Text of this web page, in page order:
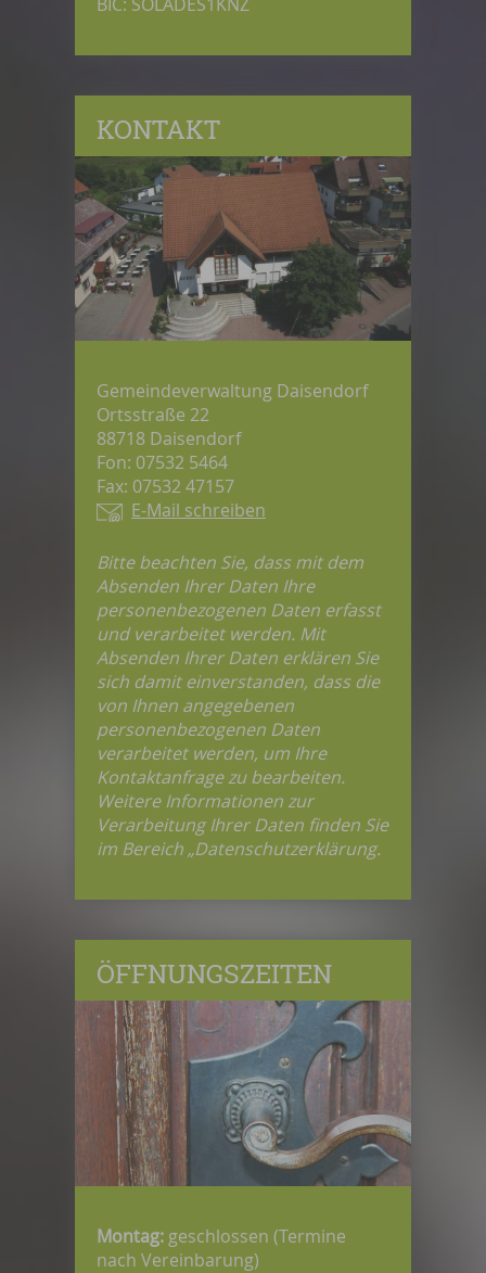
KONTAKT
Gemeindeverwaltung Daisendorf
Ortsstraße 22
88718 Daisendorf
Fon: 07532 5464
Fax: 07532 47157
E-Mail schreiben
Bitte beachten Sie, dass mit dem
Absenden Ihrer Daten Ihre
personenbezogenen Daten erfasst
und verarbeitet werden. Mit
Absenden Ihrer Daten erklären Sie
sich damit einverstanden, dass die
von Ihnen angegebenen
personenbezogenen Daten
verarbeitet werden, um Ihre
Kontaktanfrage zu bearbeiten.
Weitere Informationen zur
Verarbeitung Ihrer Daten finden Sie
im Bereich „Datenschutzerklärung.
ÖFFNUNGSZEITEN
Montag: geschlossen (Termine
nach Vereinbarung)